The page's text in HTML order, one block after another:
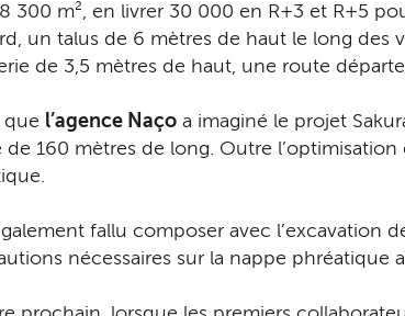
300 m², en livrer 30 000 en R+3 et R+5
un talus de 6 mètres de haut le long des
de 3,5 mètres de haut, une route
que l’agence Naço a imaginé le projet
de 160 mètres de long. Outre
fallu composer avec l’excavation
nécessaires sur la nappe